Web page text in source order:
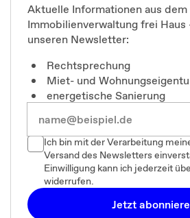
Aktuelle Informationen aus
Immobilienverwaltung frei Haus
unseren Newsletter:
Rechtsprechung
Miet- und
energetische Sanierung
Ich bin mit der Verarbeitung
Versand des Newsletters
Einwilligung kann ich jederzeit
widerrufen.
Jetzt